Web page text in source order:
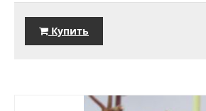
Купить